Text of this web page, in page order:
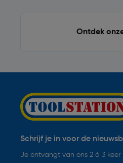
Ontdek
Schrijf je in voor de
Je ontvangt van ons 2 à 3